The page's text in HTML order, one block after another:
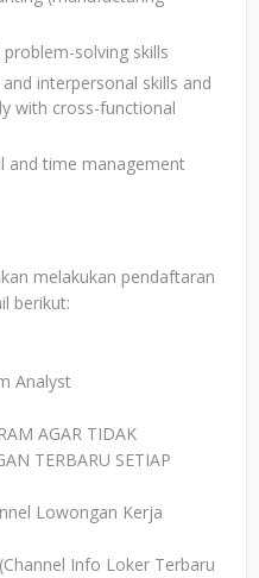
solving skills
interpersonal skills and
with cross-functional
and time management
melakukan pendaftaran
berikut:
Analyst
AGAR TIDAK
TERBARU SETIAP
Lowongan Kerja
(Channel Info Loker Terbaru